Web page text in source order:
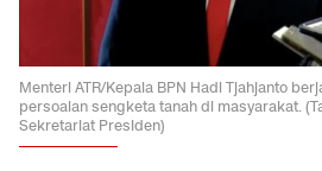
Menteri ATR/Kepala BPN Hadi Tjahjanto
persoalan sengketa tanah di masyarakat.
Sekretariat Presiden)